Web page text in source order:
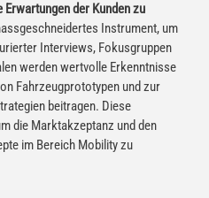
Erwartungen der Kunden zu
Instrument, um
Interviews, Fokusgruppen
werden wertvolle Erkenntnisse
Fahrzeugprototypen und zur
beitragen. Diese
die Marktakzeptanz und den
im Bereich Mobility zu